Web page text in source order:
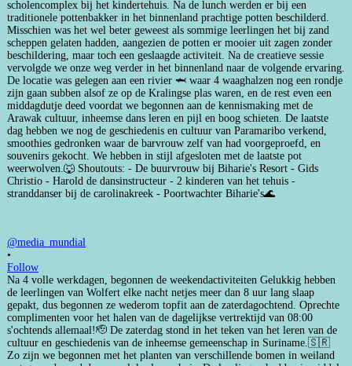
@media_mundial
•
Follow
Na 4 volle werkdagen, begonnen de weekendactiviteiten Gelukkig hebben
de leerlingen van Wolfert elke nacht netjes meer dan 8 uur lang slaap
gepakt, dus begonnen ze wederom topfit aan de zaterdagochtend. Oprechte
complimenten voor het halen van de dagelijkse vertrektijd van 08:00
s'ochtends allemaal!🫡 De zaterdag stond in het teken van het leren van de
cultuur en geschiedenis van de inheemse gemeenschap in Suriname.🇸🇷
Zo zijn we begonnen met het planten van verschillende bomen in weiland